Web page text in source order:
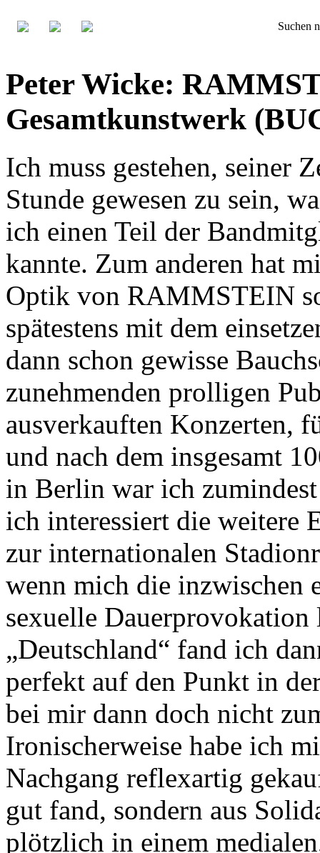
Suchen
Peter Wicke:
Gesamtkunstwerk
Ich muss gestehen, seiner
Stunde gewesen zu sein,
ich einen Teil der
kannte. Zum anderen hat
Optik von RAMMSTEIN
spätestens mit dem
dann schon gewisse
zunehmenden prolligen
ausverkauften Konzerten,
und nach dem insgesamt
in Berlin war ich
ich interessiert die
zur internationalen
wenn mich die inzwischen
sexuelle Dauerprovokation
„Deutschland“ fand ich
perfekt auf den Punkt in
bei mir dann doch nicht
Ironischerweise habe ich
Nachgang reflexartig
gut fand, sondern aus
plötzlich in einem